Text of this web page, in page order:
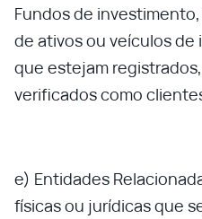
Fundos de
de ativos ou veículos
que estejam
verificados como
e) Entidades
físicas ou jurídicas que